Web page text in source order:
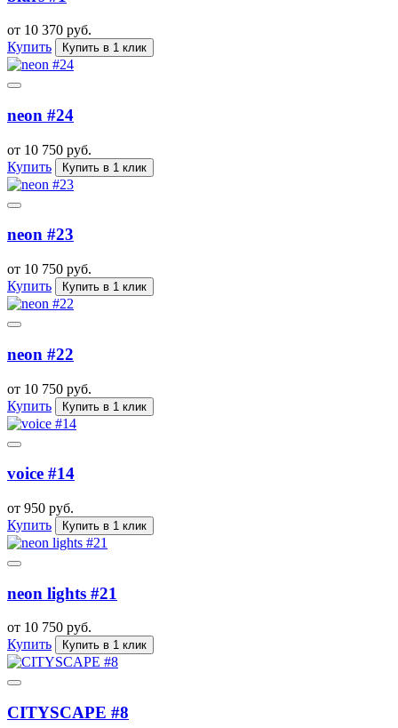
от 10 370 руб.
Купить
Купить в 1 клик
neon #24
от 10 750 руб.
Купить
Купить в 1 клик
neon #23
от 10 750 руб.
Купить
Купить в 1 клик
neon #22
от 10 750 руб.
Купить
Купить в 1 клик
voice #14
от 950 руб.
Купить
Купить в 1 клик
neon lights #21
от 10 750 руб.
Купить
Купить в 1 клик
CITYSCAPE #8